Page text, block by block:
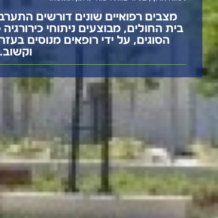
מצבים רפואיים שונים דורשים
בית החולים, מבוצעים ניתוחי כירורגיה
הסוגים, על ידי רופאים מנוסים
וקשוב.
החלמה מהירה
פחות כאבים
שיפור איכות
מיטבית ושירות
זהו צעד משמעותי